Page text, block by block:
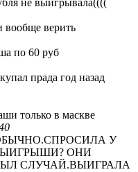
не выигрывала((((
вообще верить
по 60 руб
прада год назад
только в маскве
У
ОНИ
СЛУЧАЙ.ВЫИГРАЛА